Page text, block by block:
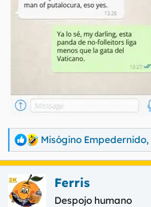
R
e
a
c
c
Misógino Empedernido,
Ferris
Despojo humano